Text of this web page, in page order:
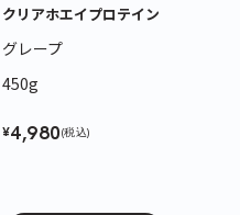
クリアホエイプロテイン
グレープ
450g
¥4,980(税込)